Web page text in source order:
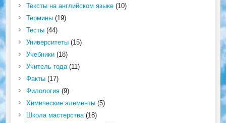
Тексты на английском языке(10)
Термины(19)
Тесты(44)
Университеты(15)
Учебники(18)
Учитель года(11)
Факты(17)
Филология(9)
Химические элементы(5)
Школа мастерства(18)